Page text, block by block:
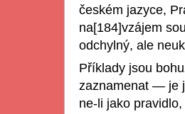
českém jazyce,
na[184]vzájem
odchylný, ale
Příklady jsou
zaznamenat — je
ne-li jako